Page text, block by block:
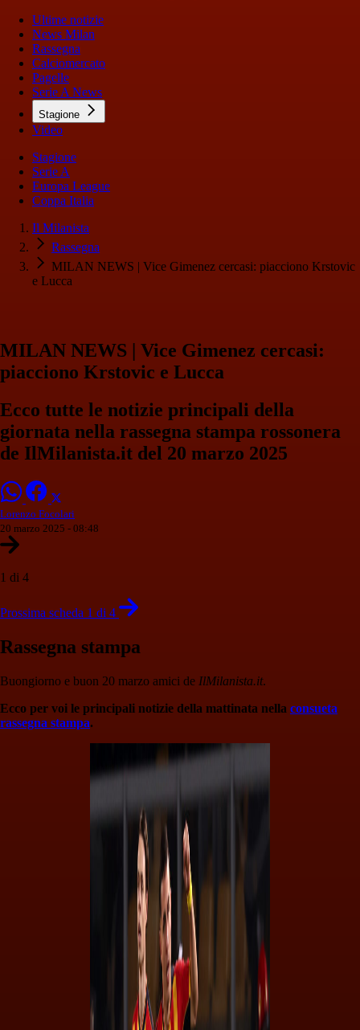
Ultime notizie
News Milan
Rassegna
Calciomercato
Pagelle
Serie A News
Stagione
Video
Stagione
Serie A
Europa League
Coppa Italia
Il Milanista
Rassegna
MILAN NEWS | Vice Gimenez cercasi: piacciono Krstovic
e Lucca
MILAN NEWS | Vice Gimenez cercasi:
piacciono Krstovic e Lucca
Ecco tutte le notizie principali della
giornata nella rassegna stampa rossonera
de IlMilanista.it del 20 marzo 2025
Lorenzo Focolari
20 marzo 2025 - 08:48
1 di 4
Prossima scheda 1 di 4
Rassegna stampa
Buongiorno e buon 20 marzo amici de IlMilanista.it.
Ecco per voi le principali notizie della mattinata nella consueta
rassegna stampa.